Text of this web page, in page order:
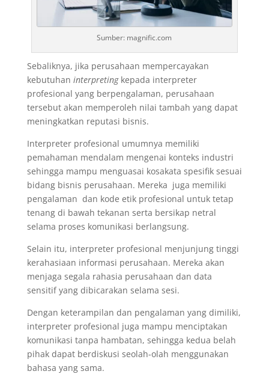
Sumber: magnific.com
Sebaliknya, jika perusahaan mempercayakan
kebutuhan interpreting kepada interpreter
profesional yang berpengalaman, perusahaan
tersebut akan memperoleh nilai tambah yang dapat
meningkatkan reputasi bisnis.
Interpreter profesional umumnya memiliki
pemahaman mendalam mengenai konteks industri
sehingga mampu menguasai kosakata spesifik sesuai
bidang bisnis perusahaan. Mereka juga memiliki
pengalaman dan kode etik profesional untuk tetap
tenang di bawah tekanan serta bersikap netral
selama proses komunikasi berlangsung.
Selain itu, interpreter profesional menjunjung tinggi
kerahasiaan informasi perusahaan. Mereka akan
menjaga segala rahasia perusahaan dan data
sensitif yang dibicarakan selama sesi.
Dengan keterampilan dan pengalaman yang dimiliki,
interpreter profesional juga mampu menciptakan
komunikasi tanpa hambatan, sehingga kedua belah
pihak dapat berdiskusi seolah-olah menggunakan
bahasa yang sama.